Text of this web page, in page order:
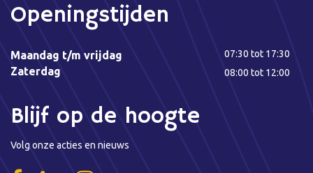
Openingstijden
Maandag t/m vrijdag
Zaterdag
07:30 tot 17:30
08:00 tot 12:00
Blijf op de hoogte
Volg onze acties en nieuws